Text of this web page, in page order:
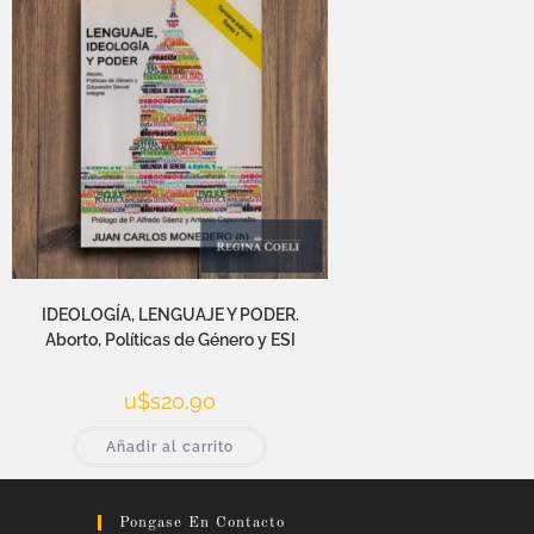
IDEOLOGÍA, LENGUAJE Y PODER.
Aborto, Políticas de Género y ESI
u$s20,90
Añadir al carrito
Pongase En Contacto